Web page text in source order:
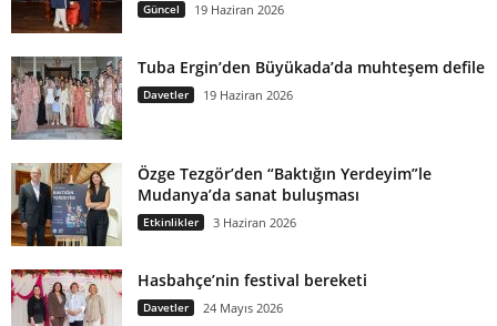
Güncel 19 Haziran 2026
Tuba Ergin’den Büyükada’da muhteşem defile
Davetler 19 Haziran 2026
Özge Tezgör’den “Baktığın Yerdeyim”le
Mudanya’da sanat buluşması
Etkinlikler 3 Haziran 2026
Hasbahçe’nin festival bereketi
Davetler 24 Mayıs 2026